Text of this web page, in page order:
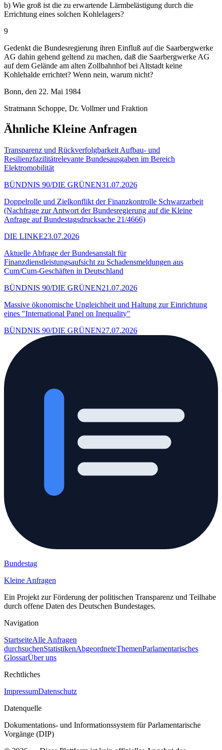
b) Wie groß ist die zu erwartende Lärmbelästigung durch die
Errichtung eines solchen Kohlelagers?
9
Gedenkt die Bundesregierung ihren Einfluß auf die Saarbergwerke
AG dahin gehend geltend zu machen, daß die Saarbergwerke AG
auf dem Gelände am alten Zollbahnhof bei Altstadt keine
Kohlehalde errichtet? Wenn nein, warum nicht?
Bonn, den 22. Mai 1984
Stratmann Schoppe, Dr. Vollmer und Fraktion
Ähnliche Kleine Anfragen
Transparenz und Rückverfolgbarkeit Aufbau- und
Resilienzfazilitätrelevante Bundesausgaben im Bereich
Elektromobilität
BÜNDNIS 90/DIE GRÜNEN31.07.2026
Doppelrolle und Zielkonflikt der Finanzkontrolle Schwarzarbeit
(Nachfrage zur Antwort der Bundesregierung auf die Kleine
Anfrage auf Bundestagsdrucksache 21/4666)
DIE LINKE23.07.2026
Aktuelle Abfrage der Bundesanstalt für
Finanzdienstleistungsaufsicht zu Schadensmeldungen aus
Cum/Cum-Geschäften in Deutschland
BÜNDNIS 90/DIE GRÜNEN21.07.2026
Massive ökonomische Ungleichheit und Haltung zur Einrichtung
eines "International Panel on Inequality"
BÜNDNIS 90/DIE GRÜNEN27.07.2026
Bundestag
Kleine Anfragen
Ein Projekt zur Förderung der politischen Transparenz und Teilhabe
durch offene Daten des Deutschen Bundestages.
Navigation
StartseiteAlle Anfragen
durchsuchenStatistikenAbgeordneteThemenParlamentarisches
GlossarÜber uns
Rechtliches
ImpressumDatenschutz
Datenquelle
Dokumentations- und Informationssystem für Parlamentarische
Vorgänge (DIP)